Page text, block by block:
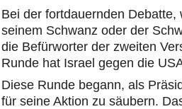
Bei der fortdauernden
seinem Schwanz oder der
die Befürworter der zweiten
Runde hat Israel gegen die
Diese Runde begann, als
für seine Aktion zu säubern.